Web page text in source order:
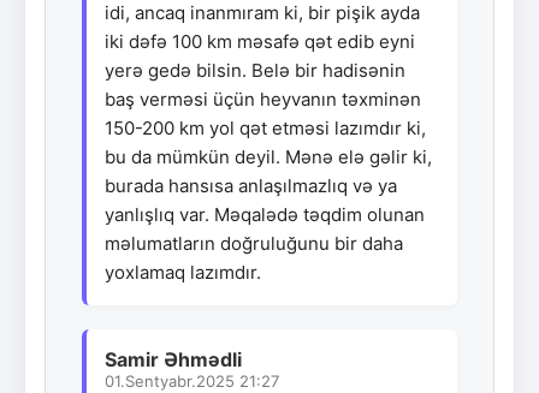
idi, ancaq inanmıram ki, bir pişik ayda
iki dəfə 100 km məsafə qət edib eyni
yerə gedə bilsin. Belə bir hadisənin
baş verməsi üçün heyvanın təxminən
150-200 km yol qət etməsi lazımdır ki,
bu da mümkün deyil. Mənə elə gəlir ki,
burada hansısa anlaşılmazlıq və ya
yanlışlıq var. Məqalədə təqdim olunan
məlumatların doğruluğunu bir daha
yoxlamaq lazımdır.
Samir Əhmədli
01.Sentyabr.2025 21:27